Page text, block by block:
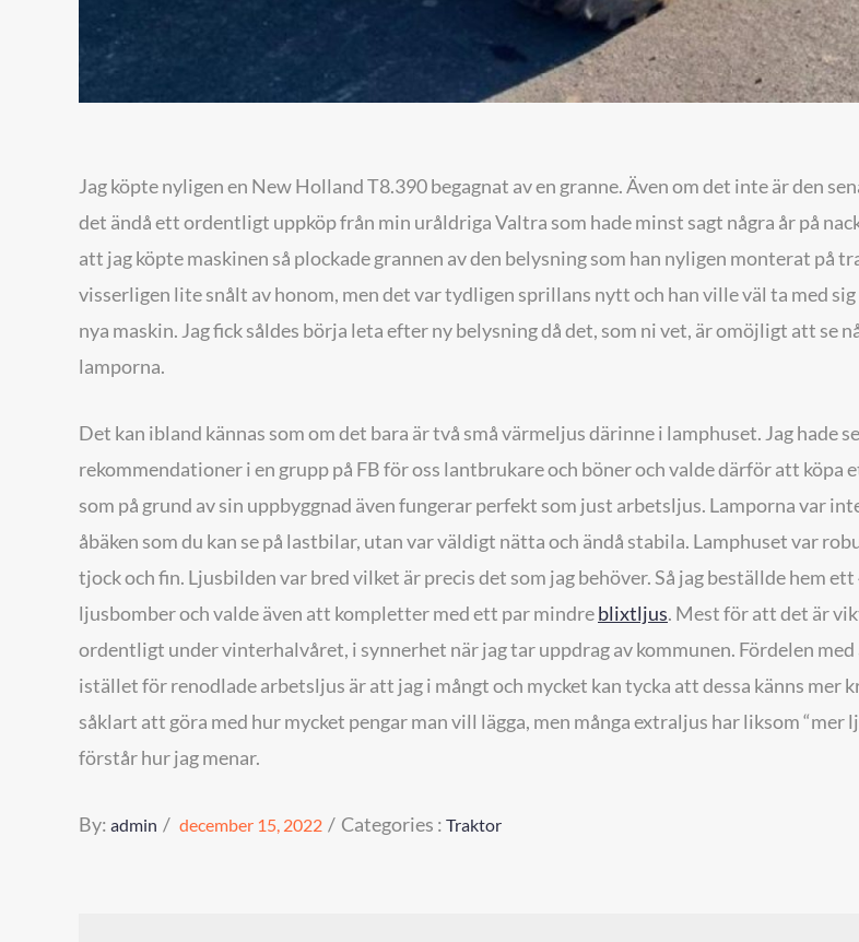
Jag köpte nyligen en New Holland T8.390 begagnat av en granne. Även om det inte är den
det ändå ett ordentligt uppköp från min uråldriga Valtra som hade minst sagt några år på
att jag köpte maskinen så plockade grannen av den belysning som han nyligen monterat på
visserligen lite snålt av honom, men det var tydligen sprillans nytt och han ville väl ta med
nya maskin. Jag fick såldes börja leta efter ny belysning då det, som ni vet, är omöjligt att se
lamporna.
Det kan ibland kännas som om det bara är två små värmeljus därinne i lamphuset. Jag hade
rekommendationer i en grupp på FB för oss lantbrukare och böner och valde därför att köpa
som på grund av sin uppbyggnad även fungerar perfekt som just arbetsljus. Lamporna var
åbäken som du kan se på lastbilar, utan var väldigt nätta och ändå stabila. Lamphuset var
tjock och fin. Ljusbilden var bred vilket är precis det som jag behöver. Så jag beställde hem ett
ljusbomber och valde även att kompletter med ett par mindreblixtljus. Mest för att det är
ordentligt under vinterhalvåret, i synnerhet när jag tar uppdrag av kommunen. Fördelen
istället för renodlade arbetsljus är att jag i mångt och mycket kan tycka att dessa känns mer
såklart att göra med hur mycket pengar man vill lägga, men många extraljus har liksom “mer
förstår hur jag menar.
By: admin
Posted
december 15, 2022
Categories
Categories : Traktor